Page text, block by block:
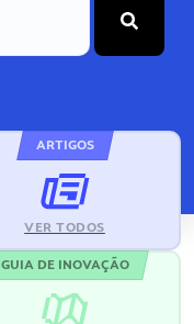
ARTIGOS
VER TODOS
GUIA DE INOVAÇÃO